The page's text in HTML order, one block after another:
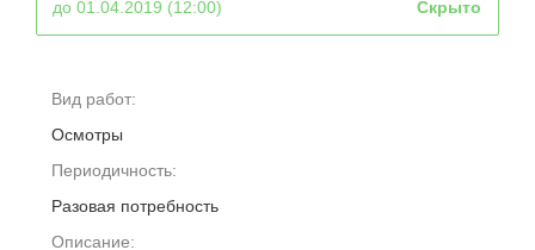
до 01.04.2019 (12:00)
Скрыто
Вид работ:
Осмотры
Периодичность:
Разовая потребность
Описание: